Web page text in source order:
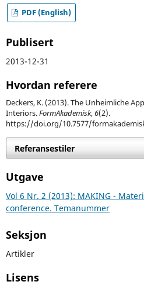
PDF (English)
Publisert
2013-12-31
Hvordan referere
Deckers, K. (2013). The Unheimliche
Interiors.FormAkademisk,6(2).
https://doi.org/10.7577/
Referansestiler
Utgave
Vol 6 Nr. 2 (2013): MAKING -
conference. Temanummer
Seksjon
Artikler
Lisens